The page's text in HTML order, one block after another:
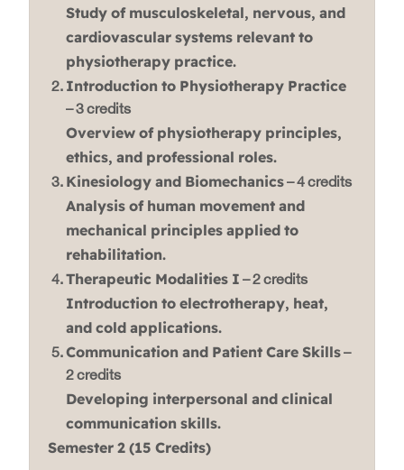
Study of musculoskeletal, nervous, and
cardiovascular systems relevant to
physiotherapy practice.
Introduction to Physiotherapy Practice
– 3 credits
Overview of physiotherapy principles,
ethics, and professional roles.
Kinesiology and Biomechanics– 4 credits
Analysis of human movement and
mechanical principles applied to
rehabilitation.
Therapeutic Modalities I – 2 credits
Introduction to electrotherapy, heat,
and cold applications.
Communication and Patient Care Skills–
2 credits
Developing interpersonal and clinical
communication skills.
Semester 2 (15 Credits)